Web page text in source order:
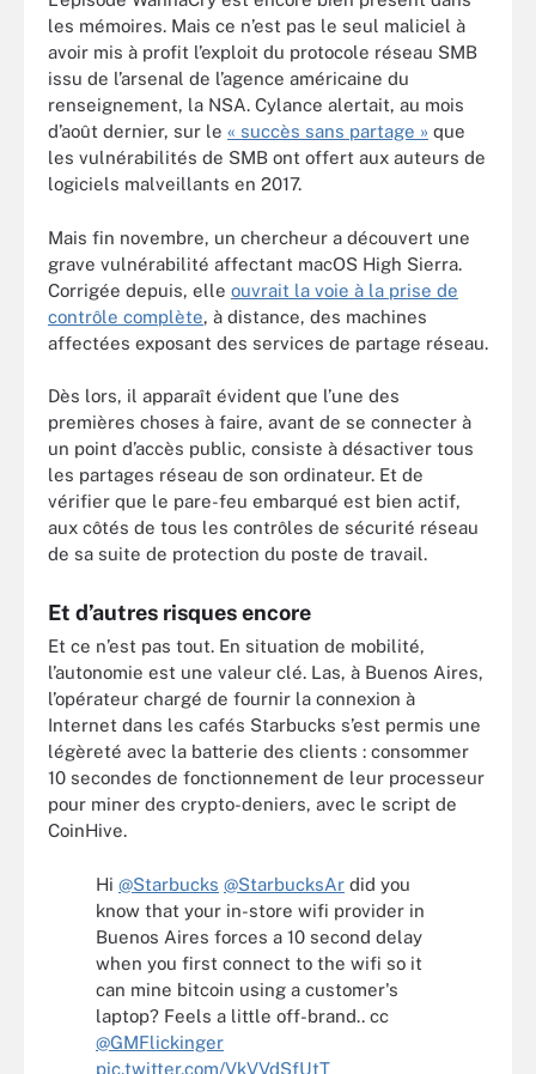
les mémoires. Mais ce n’est pas le seul maliciel à
avoir mis à profit l’exploit du protocole réseau SMB
issu de l’arsenal de l’agence américaine du
renseignement, la NSA. Cylance alertait, au mois
d’août dernier, sur le « succès sans partage » que
les vulnérabilités de SMB ont offert aux auteurs de
logiciels malveillants en 2017.
Mais fin novembre, un chercheur a découvert une
grave vulnérabilité affectant macOS High Sierra.
Corrigée depuis, elle ouvrait la voie à la prise de
contrôle complète, à distance, des machines
affectées exposant des services de partage réseau.
Dès lors, il apparaît évident que l’une des
premières choses à faire, avant de se connecter à
un point d’accès public, consiste à désactiver tous
les partages réseau de son ordinateur. Et de
vérifier que le pare-feu embarqué est bien actif,
aux côtés de tous les contrôles de sécurité réseau
de sa suite de protection du poste de travail.
Et d’autres risques encore
Et ce n’est pas tout. En situation de mobilité,
l’autonomie est une valeur clé. Las, à Buenos Aires,
l’opérateur chargé de fournir la connexion à
Internet dans les cafés Starbucks s’est permis une
légèreté avec la batterie des clients : consommer
10 secondes de fonctionnement de leur processeur
pour miner des crypto-deniers, avec le script de
CoinHive.
Hi @Starbucks @StarbucksAr did you
know that your in-store wifi provider in
Buenos Aires forces a 10 second delay
when you first connect to the wifi so it
can mine bitcoin using a customer's
laptop? Feels a little off-brand.. cc
@GMFlickinger
pic.twitter.com/VkVVdSfUtT